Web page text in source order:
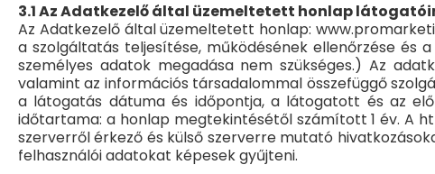
3.1 Az Adatkezelő által üzemeltetett honlap
Az Adatkezelő által üzemeltetett honlap:
a szolgáltatás teljesítése, működésének ellenőrzése és
személyes adatok megadása nem szükséges.) Az
valamint az információs társadalommal összefüggő
a látogatás dátuma és időpontja, a látogatott és az
időtartama: a honlap megtekintésétől számított 1 év. A
szerverről érkező és külső szerverre mutató
felhasználói adatokat képesek gyűjteni.